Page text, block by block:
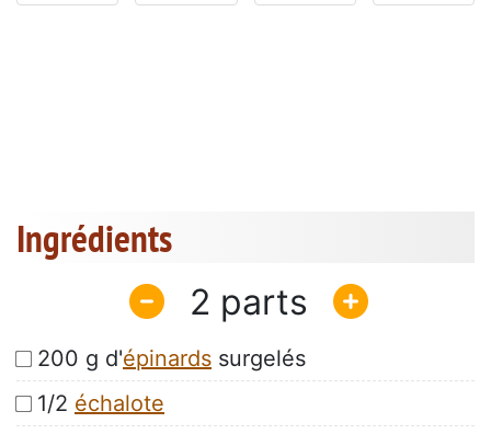
Ingrédients
2
200 g d'épinards surgelés
1/2 échalote